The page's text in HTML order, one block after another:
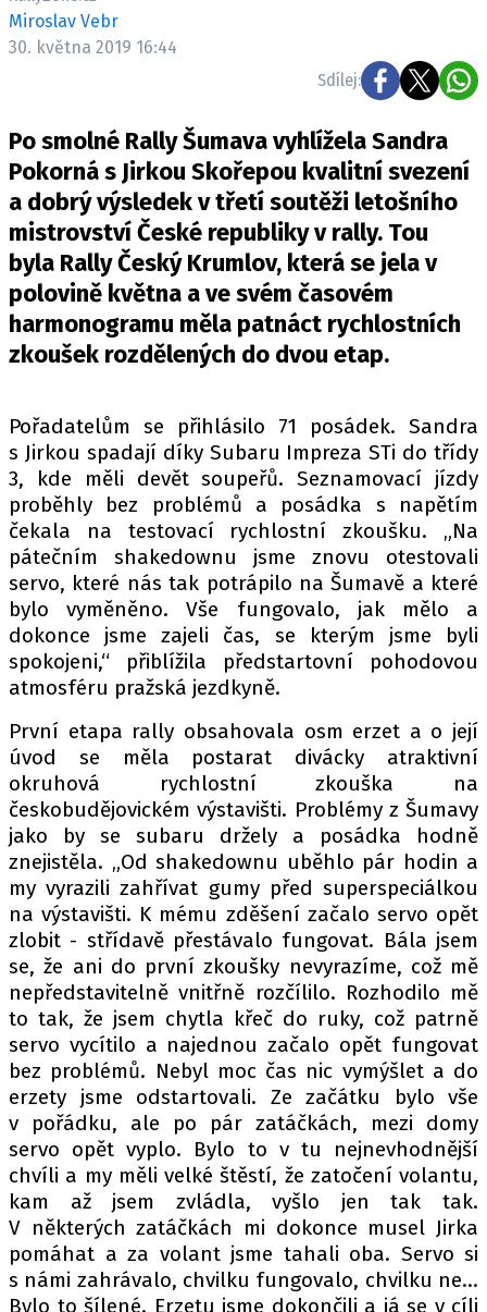
TRH S ELEKTROMOBILY
RALLY
OSTATNÍ
TISKOVKY
ROZHOVORY
DAKAR
Z DOMOVA
MOTORSPORT
PIT LANE
ČEŠI V AKCI
FIA CEZ & POHÁRY
MEZINÁRODNÍ SCÉNA
SLEDUJTE NÁS NA |
Máte příběh, fotku nebo video?
Pošlete e-mail na autoroad.cz
ETICKÝ KODEX
KONTAKT
VYDAVATEL
INZERCE
OSOBNÍ ÚDAJE / COOKIES
Provozovatelem serveru autoroad.cz je
INCORP MEDIA GROUP s.r.o., IČ: 118 23 054
Miroslav Vebr
30. května 2019 16:44
Sdílej:
Po smolné Rally Šumava vyhlížela Sandra
Pokorná s Jirkou Skořepou kvalitní svezení
a dobrý výsledek v třetí soutěži letošního
mistrovství České republiky v rally. Tou
byla Rally Český Krumlov, která se jela v
polovině května a ve svém časovém
harmonogramu měla patnáct rychlostních
zkoušek rozdělených do dvou etap.
Pořadatelům se přihlásilo 71 posádek. Sandra
s Jirkou spadají díky Subaru Impreza STi do třídy
3, kde měli devět soupeřů. Seznamovací jízdy
proběhly bez problémů a posádka s napětím
čekala na testovací rychlostní zkoušku. „Na
pátečním shakedownu jsme znovu otestovali
servo, které nás tak potrápilo na Šumavě a které
bylo vyměněno. Vše fungovalo, jak mělo a
dokonce jsme zajeli čas, se kterým jsme byli
spokojeni,“ přiblížila předstartovní pohodovou
atmosféru pražská jezdkyně.
První etapa rally obsahovala osm erzet a o její
úvod se měla postarat divácky atraktivní
okruhová rychlostní zkouška na
českobudějovickém výstavišti. Problémy z Šumavy
jako by se subaru držely a posádka hodně
znejistěla. „Od shakedownu uběhlo pár hodin a
my vyrazili zahřívat gumy před superspeciálkou
na výstavišti. K mému zděšení začalo servo opět
zlobit - střídavě přestávalo fungovat. Bála jsem
se, že ani do první zkoušky nevyrazíme, což mě
nepředstavitelně vnitřně rozčílilo. Rozhodilo mě
to tak, že jsem chytla křeč do ruky, což patrně
servo vycítilo a najednou začalo opět fungovat
bez problémů. Nebyl moc čas nic vymýšlet a do
erzety jsme odstartovali. Ze začátku bylo vše
v pořádku, ale po pár zatáčkách, mezi domy
servo opět vyplo. Bylo to v tu nejnevhodnější
chvíli a my měli velké štěstí, že zatočení volantu,
kam až jsem zvládla, vyšlo jen tak tak.
V některých zatáčkách mi dokonce musel Jirka
pomáhat a za volant jsme tahali oba. Servo si
s námi zahrávalo, chvilku fungovalo, chvilku ne…
Bylo to šílené. Erzetu jsme dokončili a já se v cíli